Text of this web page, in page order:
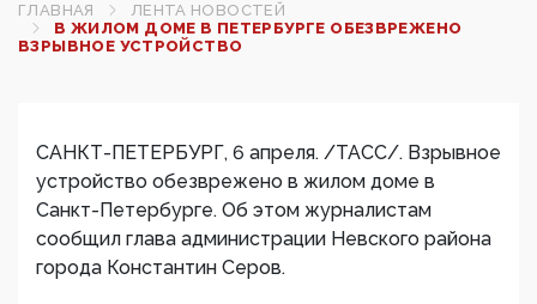
ГЛАВНАЯ
ЛЕНТА НОВОСТЕЙ
В ЖИЛОМ ДОМЕ В ПЕТЕРБУРГЕ ОБЕЗВРЕЖЕНО
ВЗРЫВНОЕ УСТРОЙСТВО
САНКТ-ПЕТЕРБУРГ, 6 апреля. /ТАСС/. Взрывное
устройство обезврежено в жилом доме в
Санкт-Петербурге. Об этом журналистам
сообщил глава администрации Невского района
города Константин Серов.